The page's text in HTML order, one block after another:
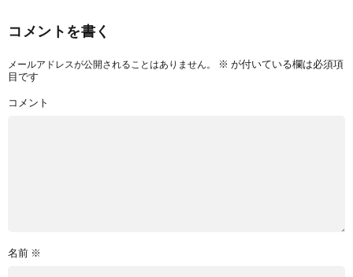
コメントを書く
メールアドレスが公開されることはありません。 ※ が付いている欄は必須項
目です
コメント
名前 ※